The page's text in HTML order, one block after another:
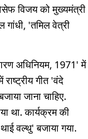
विजय को मुख्यमंत्री
'तमिल वेत्री
अधिनियम, 1971' में
गीत 'वंदे
जाना चाहिए.
था. कार्यक्रम की
वल्थु' बजाया गया.